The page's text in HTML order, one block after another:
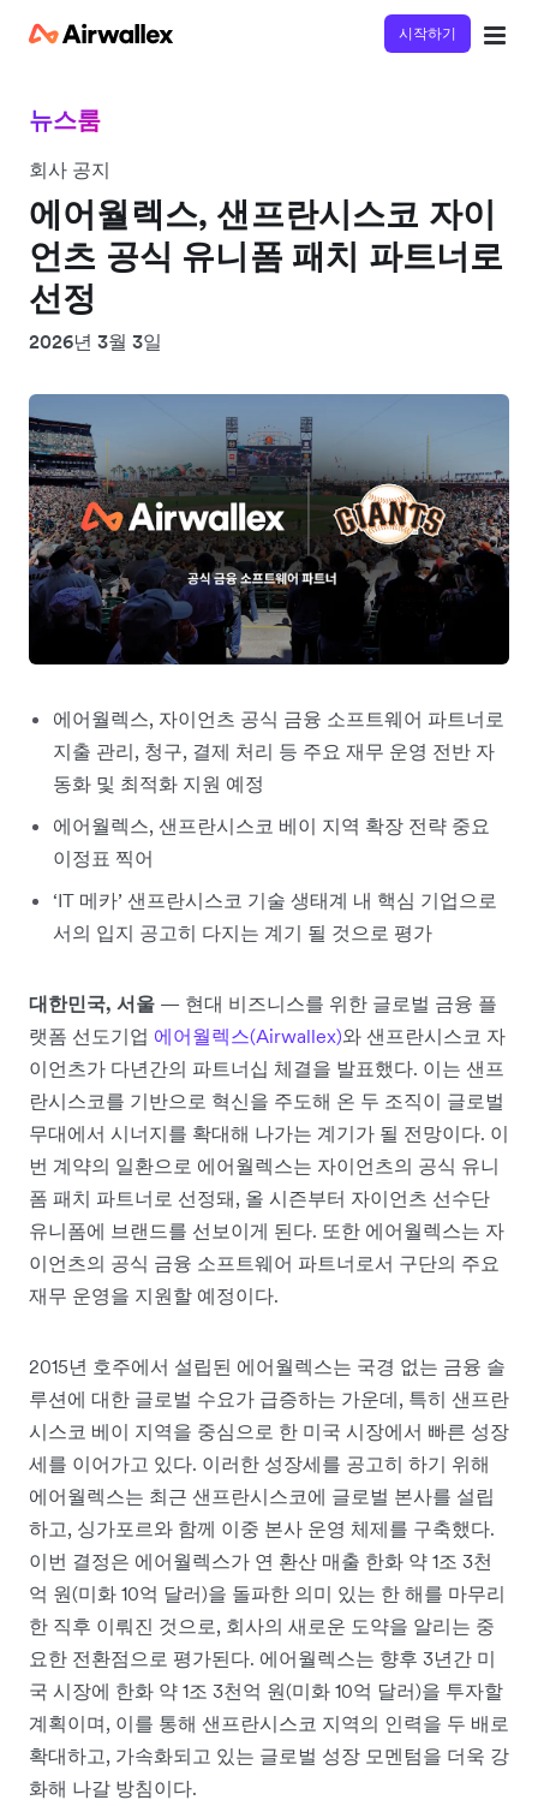
시작하기
뉴스룸
회사 공지
에어월렉스, 샌프란시스코 자이
언츠 공식 유니폼 패치 파트너로
선정
2026년 3월 3일
에어월렉스, 자이언츠 공식 금융 소프트웨어 파트너로
지출 관리, 청구, 결제 처리 등 주요 재무 운영 전반 자
동화 및 최적화 지원 예정
에어월렉스, 샌프란시스코 베이 지역 확장 전략 중요
이정표 찍어
‘IT 메카’ 샌프란시스코 기술 생태계 내 핵심 기업으로
서의 입지 공고히 다지는 계기 될 것으로 평가
대한민국, 서울 — 현대 비즈니스를 위한 글로벌 금융 플
랫폼 선도기업 에어월렉스(Airwallex)와 샌프란시스코 자
이언츠가 다년간의 파트너십 체결을 발표했다. 이는 샌프
란시스코를 기반으로 혁신을 주도해 온 두 조직이 글로벌
무대에서 시너지를 확대해 나가는 계기가 될 전망이다. 이
번 계약의 일환으로 에어월렉스는 자이언츠의 공식 유니
폼 패치 파트너로 선정돼, 올 시즌부터 자이언츠 선수단
유니폼에 브랜드를 선보이게 된다. 또한 에어월렉스는 자
이언츠의 공식 금융 소프트웨어 파트너로서 구단의 주요
재무 운영을 지원할 예정이다.
2015년 호주에서 설립된 에어월렉스는 국경 없는 금융 솔
루션에 대한 글로벌 수요가 급증하는 가운데, 특히 샌프란
시스코 베이 지역을 중심으로 한 미국 시장에서 빠른 성장
세를 이어가고 있다. 이러한 성장세를 공고히 하기 위해
에어월렉스는 최근 샌프란시스코에 글로벌 본사를 설립
하고, 싱가포르와 함께 이중 본사 운영 체제를 구축했다.
이번 결정은 에어월렉스가 연 환산 매출 한화 약 1조 3천
억 원(미화 10억 달러)을 돌파한 의미 있는 한 해를 마무리
한 직후 이뤄진 것으로, 회사의 새로운 도약을 알리는 중
요한 전환점으로 평가된다. 에어월렉스는 향후 3년간 미
국 시장에 한화 약 1조 3천억 원(미화 10억 달러)을 투자할
계획이며, 이를 통해 샌프란시스코 지역의 인력을 두 배로
확대하고, 가속화되고 있는 글로벌 성장 모멘텀을 더욱 강
화해 나갈 방침이다.